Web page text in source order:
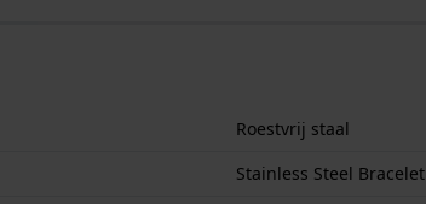
Roestvrij staal
Stainless Steel Bracelet